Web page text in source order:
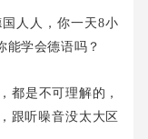
人人，你一天8小
能学会德语吗？
都是不可理解的，
跟听噪音没太大区